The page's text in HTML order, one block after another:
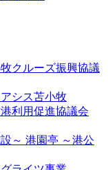
クルーズ振興協議
シス苫小牧
利用促進協議会
港園亭 ～港公